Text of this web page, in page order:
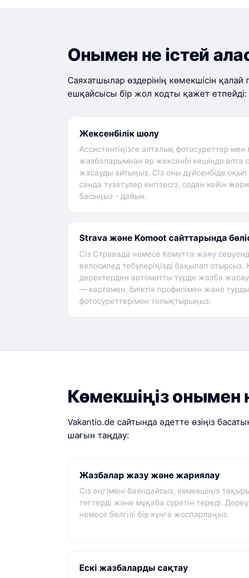
Онымен не істей
Саяхатшылар өздерінің көмекшісін
ешқайсысы бір жол кодты қажет етпейді:
Жексенбілік шолу
Ассистентіңізге апталық фотосуреттер
жазбаларымнан әр жексенбі кешінде апта
жасауды айтыңыз. Сіз оны дүйсенбіде
санда түзетулер енгізесіз, содан кейін
басыңыз - дайын.
Strava және Komoot сайттарында
Сіз Стравада немесе Комутта жаяу
велосипед тебулеріңізді бақылап отырсыз.
деректерден автоматты түрде жазба
— картамен, биіктік профилімен және
фотосуреттерімен толықтырыңыз.
Көмекшіңіз онымен
Vakantio.de сайтында әдетте өзіңіз
шағын таңдау:
Жазбалар жазу және жариялау
Сіз әңгімені баяндайсыз, көмекшіңіз
тегтерді және мұқаба суретін тереді.
немесе белгілі бір күнге жоспарлаңыз.
Ескі жазбаларды сақтау